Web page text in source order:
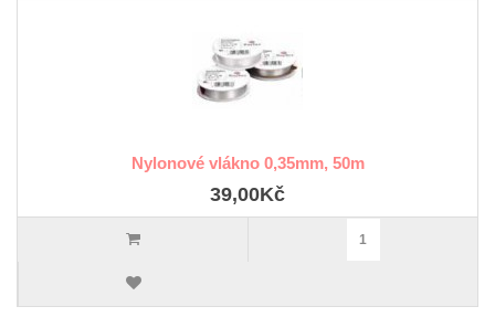
Nylonové vlákno 0,35mm, 50m
39,00Kč